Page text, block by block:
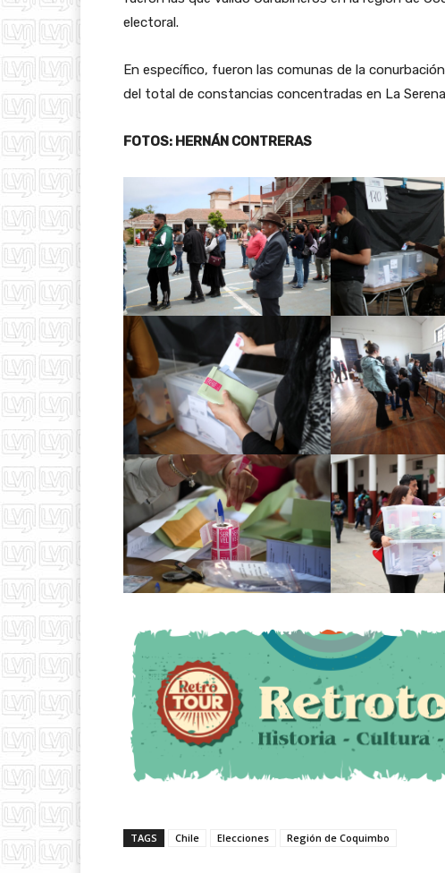
electoral.
En específico, fueron las comunas de la
del total de constancias concentradas en La
FOTOS: HERNÁN CONTRERAS
TAGS Chile Elecciones Región de Coquimbo